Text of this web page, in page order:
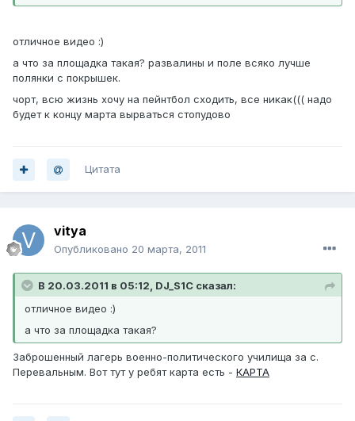
отличное видео :)
а что за площадка такая? развалины и поле всяко лучше
полянки с покрышек.
чорт, всю жизнь хочу на пейнтбол сходить, все никак((( надо
будет к концу марта вырваться стопудово
Цитата
vitya
Опубликовано 20 марта, 2011
В 20.03.2011 в 05:12, DJ_S1C сказал:
отличное видео :)
а что за площадка такая?
Заброшенный лагерь военно-политического училища за с.
Перевальным. Вот тут у ребят карта есть - КАРТА